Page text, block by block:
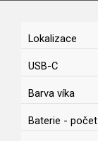
Lokalizace
USB-C
Barva víka
Baterie -